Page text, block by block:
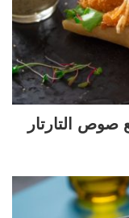
التارتار